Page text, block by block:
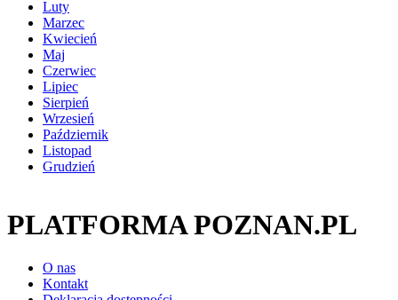
Luty
Marzec
Kwiecień
Maj
Czerwiec
Lipiec
Sierpień
Wrzesień
Październik
Listopad
Grudzień
PLATFORMA POZNAN.PL
O nas
Kontakt